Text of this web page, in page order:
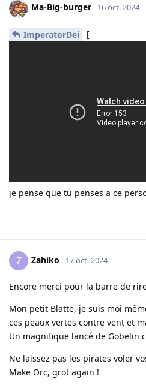
Ma-Big-burger 16 oct. 2024
ImperatorDei [
je pense que tu penses a ce
Z Zahiko 17 oct. 2024
Encore merci pour la barre de
Mon petit Blatte, je suis moi
ces peaux vertes contre vent et
Un magnifique lancé de Gobelin
Ne laissez pas les pirates voler
Make Orc, grot again !